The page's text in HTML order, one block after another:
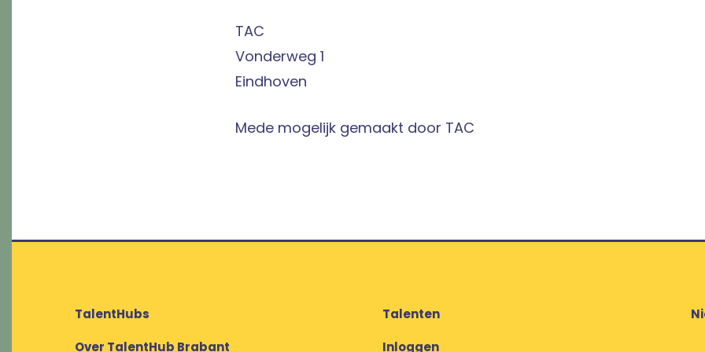
TAC
Vonderweg 1
Eindhoven
Mede mogelijk gemaakt door TAC
TalentHubs Talenten
Over TalentHub Brabant
Inloggen